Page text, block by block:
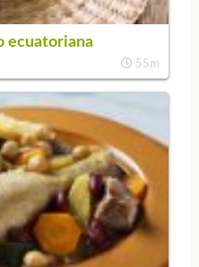
ecuatoriana
55m